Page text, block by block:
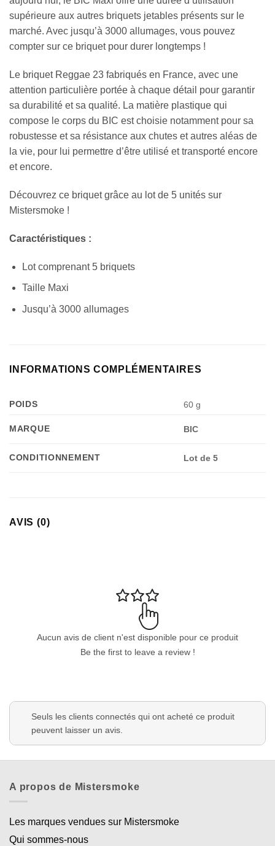
supérieure aux autres briquets jetables présents sur le
marché. Avec jusqu’à 3000 allumages, vous pouvez
compter sur ce briquet pour durer longtemps !
Le briquet Reggae 23 fabriqués en France, avec une
attention particulière portée à chaque détail pour garantir
sa durabilité et sa qualité. La matière plastique qui
compose le corps du BIC est choisie notamment pour sa
robustesse et sa résistance aux chutes et autres aléas de
la vie, pour lui permettre d’être utilisé et transporté encore
et encore.
Découvrez ce briquet grâce au lot de 5 unités sur
Mistersmoke !
Caractéristiques :
Lot comprenant 5 briquets
Taille Maxi
Jusqu’à 3000 allumages
INFORMATIONS COMPLÉMENTAIRES
POIDS 60 g
MARQUE BIC
CONDITIONNEMENT Lot de 5
AVIS (0)
Aucun avis de client n'est disponible pour ce produit
Be the first to leave a review !
Seuls les clients connectés qui ont acheté ce produit
peuvent laisser un avis.
A propos de Mistersmoke
Les marques vendues sur Mistersmoke
Qui sommes-nous